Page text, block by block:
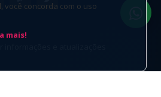
e atualizações
você concorda com o uso
mais!